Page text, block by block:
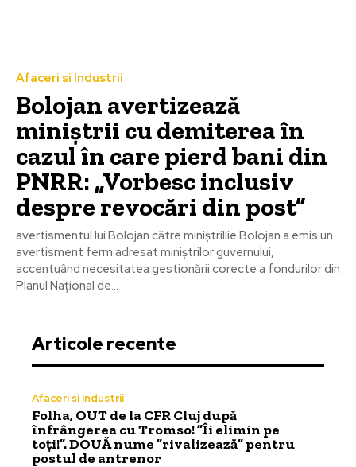
Afaceri si Industrii
Bolojan avertizează
miniștrii cu demiterea în
cazul în care pierd bani din
PNRR: „Vorbesc inclusiv
despre revocări din post”
avertismentul lui Bolojan către miniștriIlie Bolojan a emis un
avertisment ferm adresat miniștrilor guvernului,
accentuând necesitatea gestionării corecte a fondurilor din
Planul Național de...
Articole recente
Afaceri si Industrii
Folha, OUT de la CFR Cluj după
înfrângerea cu Tromso! ”Îi elimin pe
toți!”. DOUĂ nume ”rivalizează” pentru
postul de antrenor